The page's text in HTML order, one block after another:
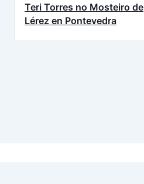
Teri Torres no Mosteiro de
Lérez en Pontevedra